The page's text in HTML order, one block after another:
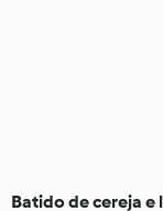
Batido de cereja e